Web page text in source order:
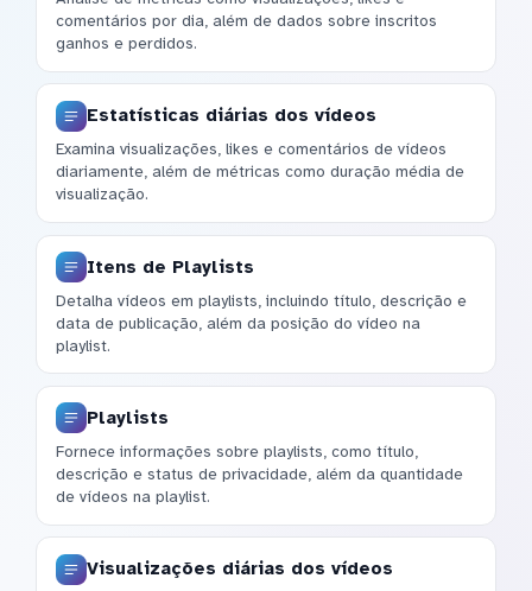
comentários por dia, além de dados sobre inscritos
ganhos e perdidos.
Estatísticas diárias dos vídeos
Examina visualizações, likes e comentários de vídeos
diariamente, além de métricas como duração média de
visualização.
Itens de Playlists
Detalha vídeos em playlists, incluindo título, descrição e
data de publicação, além da posição do vídeo na
playlist.
Playlists
Fornece informações sobre playlists, como título,
descrição e status de privacidade, além da quantidade
de vídeos na playlist.
Visualizações diárias dos vídeos